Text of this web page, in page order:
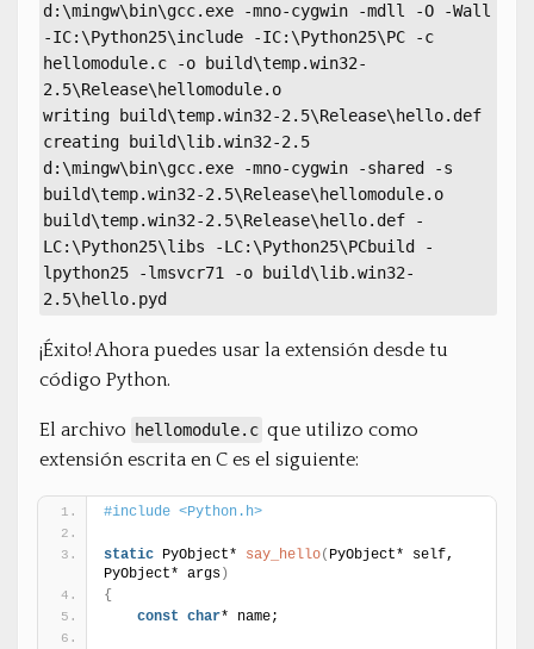
d:\mingw\bin\gcc.exe -mno-cygwin -mdll -O -Wall
-IC:\Python25\include -IC:\Python25\PC -c
hellomodule.c -o build\temp.win32-
2.5\Release\hellomodule.o
writing build\temp.win32-2.5\Release\hello.def
creating build\lib.win32-2.5
d:\mingw\bin\gcc.exe -mno-cygwin -shared -s
build\temp.win32-2.5\Release\hellomodule.o
build\temp.win32-2.5\Release\hello.def -
LC:\Python25\libs -LC:\Python25\PCbuild -
lpython25 -lmsvcr71 -o build\lib.win32-
2.5\hello.pyd
¡Éxito! Ahora puedes usar la extensión desde tu
código Python.
El archivo hellomodule.c que utilizo como
extensión escrita en C es el siguiente:
#include <Python.h>
static PyObject* say_hello( PyObject* self,
PyObject* args )
{
const char* name;